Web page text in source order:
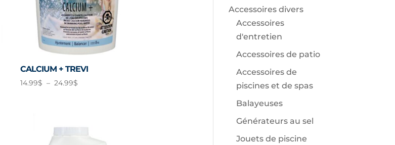
CALCIUM + TREVI
14.99$ – 24.99$
24.99$
Accessoires divers
Accessoires
d'entretien
Accessoires de patio
Accessoires de
piscines et de spas
Balayeuses
Générateurs au sel
Jouets de piscine